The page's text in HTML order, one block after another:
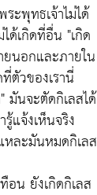
ะพุทธเจ้าไม่ได้
ด้เกิดที่อื่น "เกิด
นอกและภายใน
ตัวของเรานี่
มันจะตัดกิเลสได้
แจ้งเห็นจริง
ละมันหมดกิเลส
อน ยังเกิดกิเลส